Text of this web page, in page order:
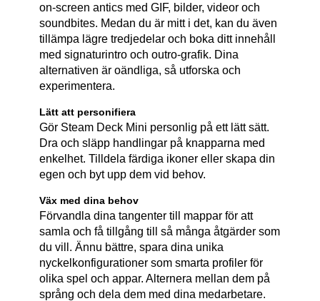
on-screen antics med GIF, bilder, videor och
soundbites. Medan du är mitt i det, kan du även
tillämpa lägre tredjedelar och boka ditt innehåll
med signaturintro och outro-grafik. Dina
alternativen är oändliga, så utforska och
experimentera.
Lätt att personifiera
Gör Steam Deck Mini personlig på ett lätt sätt.
Dra och släpp handlingar på knapparna med
enkelhet. Tilldela färdiga ikoner eller skapa din
egen och byt upp dem vid behov.
Väx med dina behov
Förvandla dina tangenter till mappar för att
samla och få tillgång till så många åtgärder som
du vill. Ännu bättre, spara dina unika
nyckelkonfigurationer som smarta profiler för
olika spel och appar. Alternera mellan dem på
språng och dela dem med dina medarbetare.